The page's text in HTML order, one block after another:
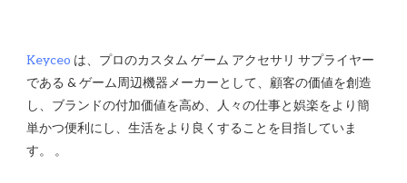
Keyceo は、プロのカスタム ゲーム アクセサリ サプライヤー
である & ゲーム周辺機器メーカーとして、顧客の価値を創造
し、ブランドの付加価値を高め、人々の仕事と娯楽をより簡
単かつ便利にし、生活をより良くすることを目指していま